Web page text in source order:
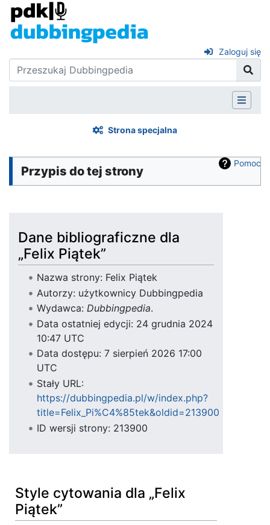
Zaloguj się
Strona specjalna
Pomoc
Przypis do tej strony
Dane bibliograficzne dla
„Felix Piątek”
Nazwa strony: Felix Piątek
Autorzy: użytkownicy Dubbingpedia
Wydawca: Dubbingpedia.
Data ostatniej edycji: 24 grudnia 2024
10:47 UTC
Data dostępu: 7 sierpień 2026 17:00
UTC
Stały URL:
https://dubbingpedia.pl/w/index.php?
title=Felix_Pi%C4%85tek&oldid=213900
ID wersji strony: 213900
Style cytowania dla „Felix
Piątek”